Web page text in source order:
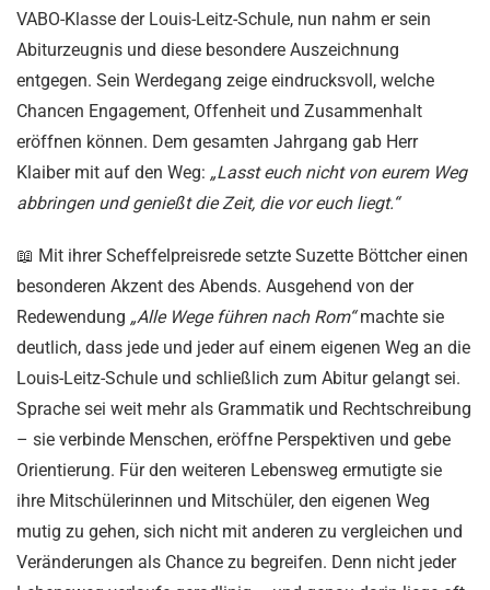
VABO-Klasse der Louis-Leitz-Schule, nun nahm er sein
Abiturzeugnis und diese besondere Auszeichnung
entgegen. Sein Werdegang zeige eindrucksvoll, welche
Chancen Engagement, Offenheit und Zusammenhalt
eröffnen können. Dem gesamten Jahrgang gab Herr
Klaiber mit auf den Weg: „Lasst euch nicht von eurem Weg
abbringen und genießt die Zeit, die vor euch liegt.“
📖 Mit ihrer Scheffelpreisrede setzte Suzette Böttcher einen
besonderen Akzent des Abends. Ausgehend von der
Redewendung „Alle Wege führen nach Rom“machte sie
deutlich, dass jede und jeder auf einem eigenen Weg an die
Louis-Leitz-Schule und schließlich zum Abitur gelangt sei.
Sprache sei weit mehr als Grammatik und Rechtschreibung
– sie verbinde Menschen, eröffne Perspektiven und gebe
Orientierung. Für den weiteren Lebensweg ermutigte sie
ihre Mitschülerinnen und Mitschüler, den eigenen Weg
mutig zu gehen, sich nicht mit anderen zu vergleichen und
Veränderungen als Chance zu begreifen. Denn nicht jeder